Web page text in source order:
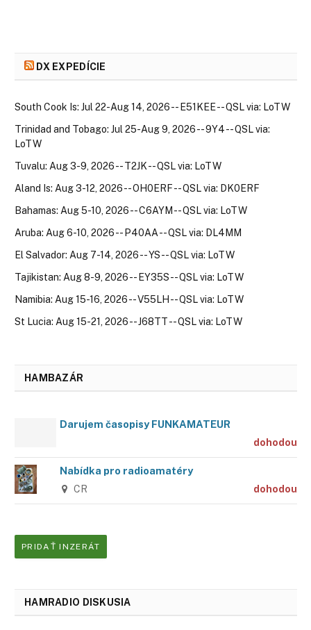
DX EXPEDÍCIE
South Cook Is: Jul 22-Aug 14, 2026 -- E51KEE -- QSL via: LoTW
Trinidad and Tobago: Jul 25-Aug 9, 2026 -- 9Y4 -- QSL via:
LoTW
Tuvalu: Aug 3-9, 2026 -- T2JK -- QSL via: LoTW
Aland Is: Aug 3-12, 2026 -- OH0ERF -- QSL via: DK0ERF
Bahamas: Aug 5-10, 2026 -- C6AYM -- QSL via: LoTW
Aruba: Aug 6-10, 2026 -- P40AA -- QSL via: DL4MM
El Salvador: Aug 7-14, 2026 -- YS -- QSL via: LoTW
Tajikistan: Aug 8-9, 2026 -- EY35S -- QSL via: LoTW
Namibia: Aug 15-16, 2026 -- V55LH -- QSL via: LoTW
St Lucia: Aug 15-21, 2026 -- J68TT -- QSL via: LoTW
HAMBAZÁR
Darujem časopisy FUNKAMATEUR
dohodou
Nabídka pro radioamatéry
CR dohodou
PRIDAŤ INZERÁT
HAMRADIO DISKUSIA